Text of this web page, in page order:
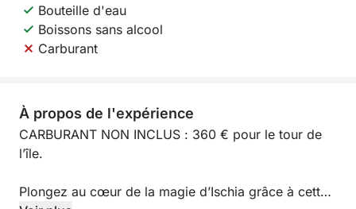
Bouteille d'eau
Boissons sans alcool
Carburant
À propos de l'expérience
CARBURANT NON INCLUS : 360 € pour le tour de
l’île.
Plongez au cœur de la magie d’Ischia grâce à cette